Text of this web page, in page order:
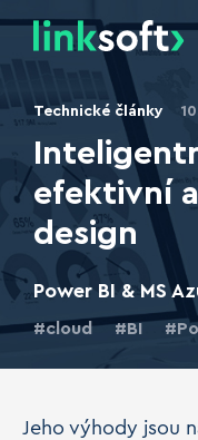
efektivní
design
Power BI & MS
Technické články
cloud BI
Jeho výhody jsou